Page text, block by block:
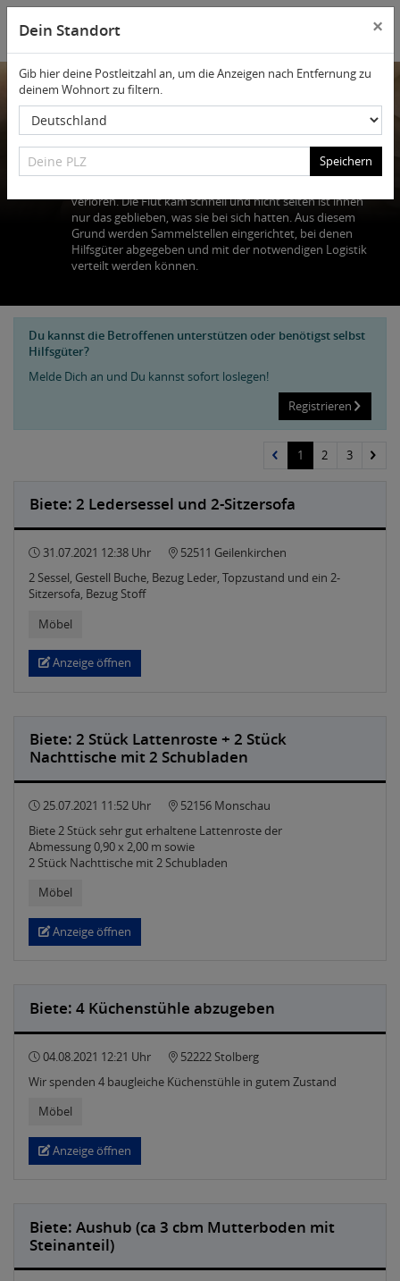
Sammelstellen
verloren. Die Flut kam schnell und nicht selten ist ihnen
nur das geblieben, was sie bei sich hatten. Aus diesem
Grund werden Sammelstellen eingerichtet, bei denen
Hilfsgüter abgegeben und mit der notwendigen Logistik
verteilt werden können.
Du kannst die Betroffenen unterstützen oder benötigst selbst
Hilfsgüter?
Melde Dich an und Du kannst sofort loslegen!
Registrieren
1 2 3
Biete: 2 Ledersessel und 2-Sitzersofa
31.07.2021 12:38 Uhr
52511 Geilenkirchen
2 Sessel, Gestell Buche, Bezug Leder, Topzustand und ein 2-
Sitzersofa, Bezug Stoff
Möbel
Anzeige öffnen
Biete: 2 Stück Lattenroste + 2 Stück
Nachttische mit 2 Schubladen
25.07.2021 11:52 Uhr
52156 Monschau
Biete 2 Stück sehr gut erhaltene Lattenroste der
Abmessung 0,90 x 2,00 m sowie
2 Stück Nachttische mit 2 Schubladen
Möbel
Anzeige öffnen
Biete: 4 Küchenstühle abzugeben
04.08.2021 12:21 Uhr
52222 Stolberg
Wir spenden 4 baugleiche Küchenstühle in gutem Zustand
Möbel
Anzeige öffnen
Biete: Aushub (ca 3 cbm Mutterboden mit
Steinanteil)
Dein Standort ×
Gib hier deine Postleitzahl an, um die Anzeigen nach Entfernung zu
deinem Wohnort zu filtern.
Deine PLZ
Deine PLZ Speichern